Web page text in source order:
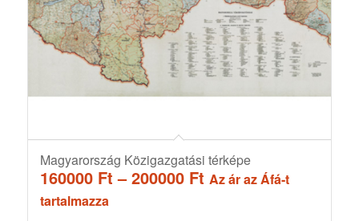
Magyarország Közigazgatási térképe
160000 Ft – 200000 FtÁrtartomány:
Az ár az Áfá-t
tartalmazza